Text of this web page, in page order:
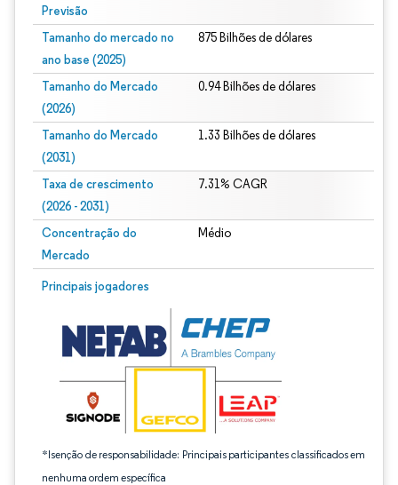
Previsão
Tamanho do mercado no
ano base (2025)
875 Bilhões de dólares
Tamanho do Mercado
(2026)
0.94 Bilhões de dólares
Tamanho do Mercado
(2031)
1.33 Bilhões de dólares
Taxa de crescimento
(2026 - 2031)
7.31% CAGR
Concentração do
Mercado
Médio
Principais jogadores
*Isenção de responsabilidade: Principais participantes classificados em
nenhuma ordem específica
Imagem © Mordor Intelligence. O reuso requer atribuição conforme CC BY 4.0.